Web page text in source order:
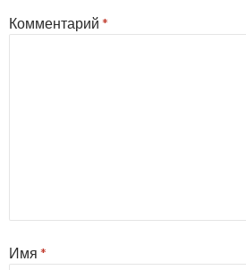
Комментарий *
Имя *